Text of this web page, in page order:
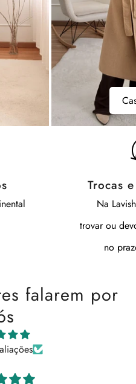
Bodys
Trocas
Na
trovar ou
no
falarem por